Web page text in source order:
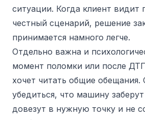
ситуации. Когда клиент видит
честный сценарий, решение
принимается намного легче.
Отдельно важна и
момент поломки или после
хочет читать общие обещания.
убедиться, что машину
довезут в нужную точку и не